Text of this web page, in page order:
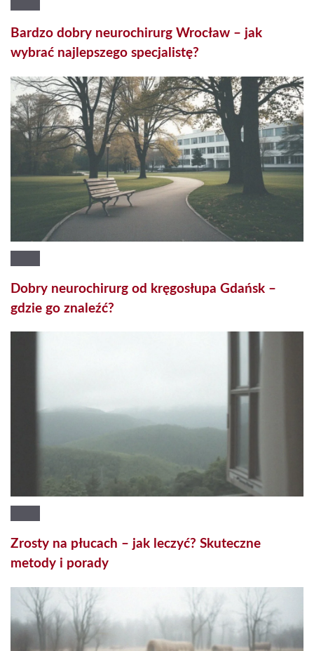
Bardzo dobry neurochirurg Wrocław – jak
wybrać najlepszego specjalistę?
Dobry neurochirurg od kręgosłupa Gdańsk –
gdzie go znaleźć?
Zrosty na płucach – jak leczyć? Skuteczne
metody i porady